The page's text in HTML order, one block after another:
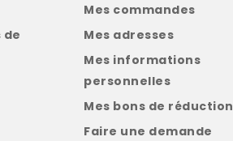
de
Mes commandes
Mes adresses
Mes informations
personnelles
Mes bons de réduction
Faire une demande